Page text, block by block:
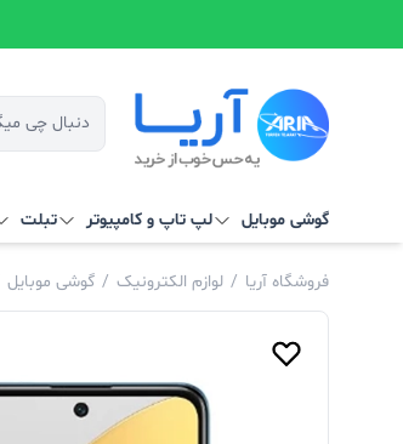
گوشی موبایل لپ تاپ و کامپیوتر تبلت
فروشگاه آریا / لوازم الکترونیک / گوشی موبایل